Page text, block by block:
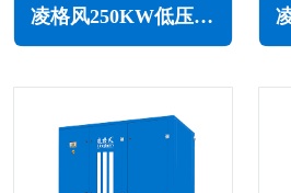
凌格风250KW低压空压机LS LP系列